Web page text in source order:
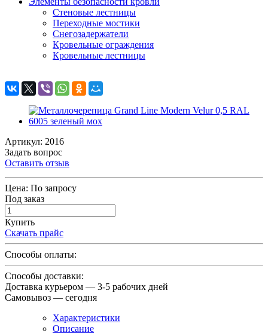
Стеновые лестницы
Переходные мостики
Снегозадержатели
Кровельные ограждения
Кровельные лестницы
Артикул: 2016
Задать вопрос
Оставить отзыв
Цена: По запросу
Под заказ
Купить
Скачать прайс
Способы оплаты:
Способы доставки:
Доставка курьером — 3-5 рабочих дней
Самовывоз — сегодня
Характеристики
Описание